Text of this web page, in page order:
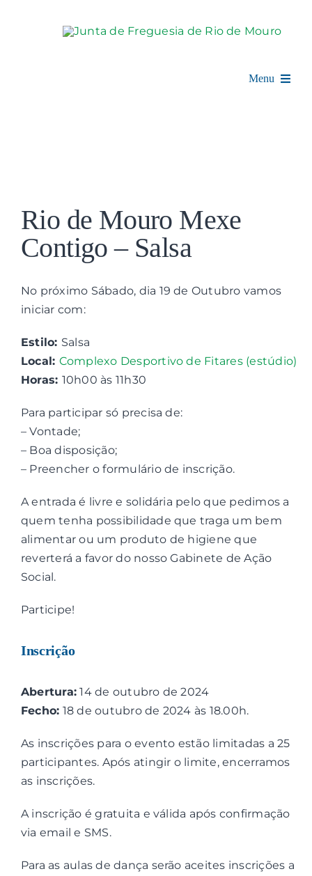
Menu
Balcão Digital
Larger
Image
Rio de Mouro Mexe
Contigo – Salsa
No próximo Sábado, dia 19 de Outubro vamos
iniciar com:
Estilo: Salsa
Local: Complexo Desportivo de Fitares (estúdio)
Horas: 10h00 às 11h30
Para participar só precisa de:
– Vontade;
– Boa disposição;
– Preencher o formulário de inscrição.
A entrada é livre e solidária pelo que pedimos a
quem tenha possibilidade que traga um bem
alimentar ou um produto de higiene que
reverterá a favor do nosso Gabinete de Ação
Social.
Participe!
Inscrição
Abertura: 14 de outubro de 2024
Fecho: 18 de outubro de 2024 às 18.00h.
As inscrições para o evento estão limitadas a 25
participantes. Após atingir o limite, encerramos
as inscrições.
A inscrição é gratuita e válida após confirmação
via email e SMS.
Para as aulas de dança serão aceites inscrições a